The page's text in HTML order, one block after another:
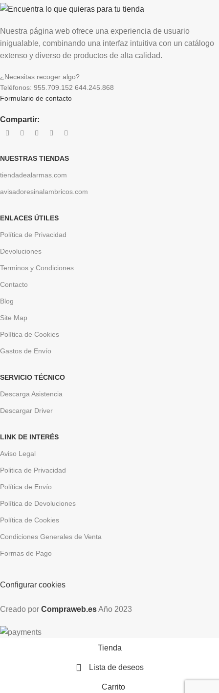
Nuestra página web ofrece una experiencia de usuario
inigualable, combinando una interfaz intuitiva con un catálogo
extenso y diverso de productos de alta calidad.
¿Necesitas recoger algo?
Teléfonos: 955.709.152 644.245.868
Formulario de contacto
Compartir:
NUESTRAS TIENDAS
tiendadealarmas.com
avisadoresinalambricos.com
ENLACES ÚTILES
Política de Privacidad
Devoluciones
Terminos y Condiciones
Contacto
Blog
Site Map
Política de Cookies
Gastos de Envío
SERVICIO TÉCNICO
Descarga Asistencia
Descargar Driver
LINK DE INTERÉS
Aviso Legal
Politica de Privacidad
Política de Envío
Política de Devoluciones
Política de Cookies
Condiciones Generales de Venta
Formas de Pago
Configurar cookies
Creado por Compraweb.esAño 2023
Tienda
Lista de deseos
Carrito